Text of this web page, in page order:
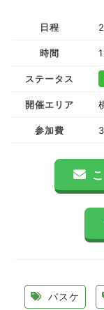
日程
時間
ステータス
開催エリア
参加費
バスケ